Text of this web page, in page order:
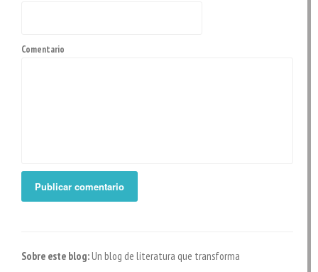
Comentario
Sobre este blog:Un blog de literatura que transforma